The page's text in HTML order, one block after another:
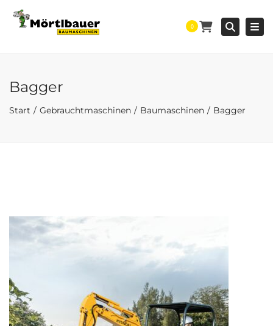
0
Bagger
Start Gebrauchtmaschinen Baumaschinen Bagger